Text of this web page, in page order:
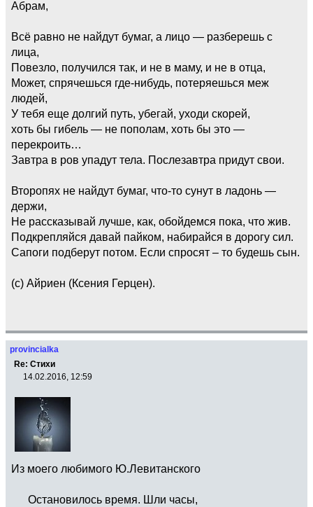
Абрам,
Всё равно не найдут бумаг, а лицо — разберешь с
лица,
Повезло, получился так, и не в маму, и не в отца,
Может, спрячешься где-нибудь, потеряешься меж
людей,
У тебя еще долгий путь, убегай, уходи скорей,
хоть бы гибель — не пополам, хоть бы это —
перекроить…
Завтра в ров упадут тела. Послезавтра придут свои.
Второпях не найдут бумаг, что-то сунут в ладонь —
держи,
Не рассказывай лучше, как, обойдемся пока, что жив.
Подкрепляйся давай пайком, набирайся в дорогу сил.
Сапоги подберут потом. Если спросят – то будешь сын.
(с) Айриен (Ксения Герцен).
provincialka
Re: Стихи
14.02.2016, 12:59
Из моего любимого Ю.Левитанского
Остановилось время. Шли часы,